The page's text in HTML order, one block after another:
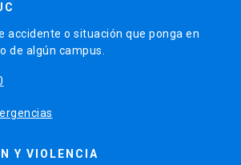
accidente o situación que ponga en
de algún campus.
Y VIOLENCIA